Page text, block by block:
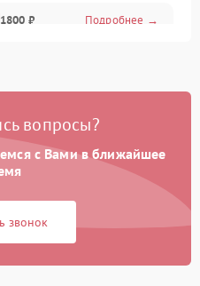
1800 ₽ Подробнее →
1800 ₽ Подробнее →
2000 ₽ Подробнее →
вопросы?
с Вами в ближайшее
звонок